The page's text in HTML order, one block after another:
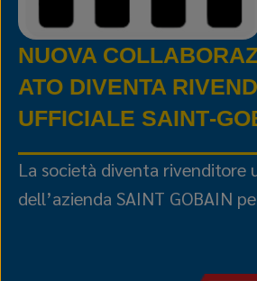
NUOVA
ATO DIVENTA
UFFICIALE
La società diventa rivenditore
dell’azienda SAINT GOBAIN